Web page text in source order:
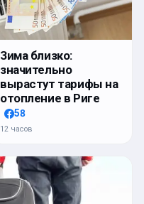
Зима близко:
значительно
вырастут тарифы на
отопление в Риге
58
12 часов